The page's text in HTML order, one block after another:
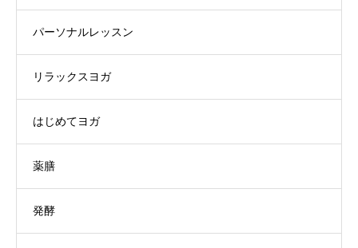
パーソナルレッスン
リラックスヨガ
はじめてヨガ
薬膳
発酵